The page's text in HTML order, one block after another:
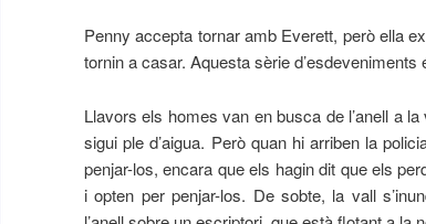
Penny accepta tornar amb Everett, però ella
tornin a casar. Aquesta sèrie d’esdeveniments
Llavors els homes van en busca de l’anell a
sigui ple d’aigua. Però quan hi arriben la
penjar-los, encara que els hagin dit que els
i opten per penjar-los. De sobte, la vall